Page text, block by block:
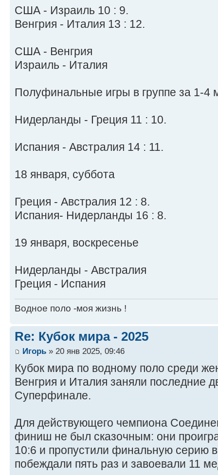
США - Израиль 10 : 9.
Венгрия - Италия 13 : 12.
США - Венгрия
Израиль - Италия
Полуфинальные игры в группе за 1-4
Нидерланды - Греция 11 : 10.
Испания - Австралия 14 : 11.
18 января, суббота
Греция - Австралия 12 : 8.
Испания- Нидерланды 16 : 8.
19 января, воскресенье
Нидерланды - Австралия
Греция - Испания
Водное поло -моя жизнь !
Re: Кубок мира - 2025
Игорь » 20 янв 2025, 09:46
Кубок мира по водному поло среди
Венгрия и Италия заняли последние
Суперфинале.
Для действующего чемпиона
финиш не был сказочным: они
10:6 и пропустили финальную серию
побеждали пять раз и завоевали 11